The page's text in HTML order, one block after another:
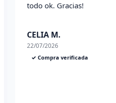
todo ok. Gracias!
CELIA M.
22/07/2026
✓ Compra verificada